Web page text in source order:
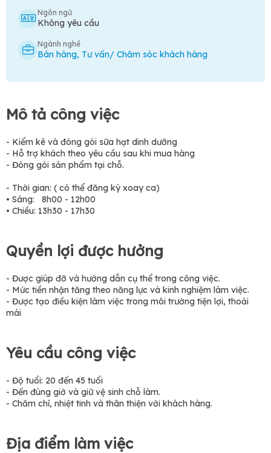
Ngôn ngữ
Không yêu cầu
Ngành nghề
Bán hàng, Tư vấn/ Chăm sóc khách hàng
Mô tả công việc
- Kiểm kê và đóng gói sữa hạt dinh dưỡng
- Hỗ trợ khách theo yêu cầu sau khi mua hàng
- Đóng gói sản phẩm tại chỗ.
- Thời gian: ( có thể đăng ký xoay ca)
• Sáng: 8h00 - 12h00
• Chiều: 13h30 - 17h30
Quyền lợi được hưởng
- Được giúp đỡ và hướng dẫn cụ thể trong công việc.
- Mức tiền nhận tăng theo năng lực và kinh nghiệm làm việc.
- Được tạo điều kiện làm việc trong môi trường tiện lợi, thoải
mái
Yêu cầu công việc
- Độ tuổi: 20 đến 45 tuổi
- Đến đúng giờ và giữ vệ sinh chỗ làm.
- Chăm chỉ, nhiệt tinh và thân thiện với khách hàng.
Địa điểm làm việc